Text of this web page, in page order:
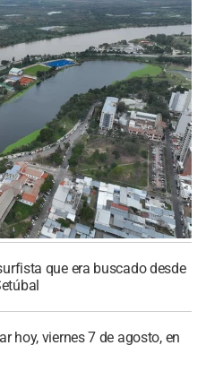
que era buscado desde
hoy, viernes 7 de agosto, en